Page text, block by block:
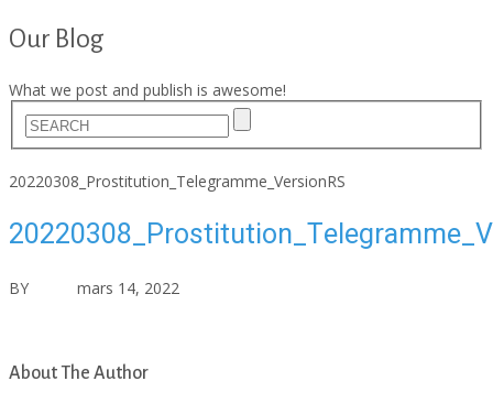
Our Blog
What we post and publish is awesome!
20220308_Prostitution_Telegramme_VersionRS
BY mars 14, 2022
About The Author